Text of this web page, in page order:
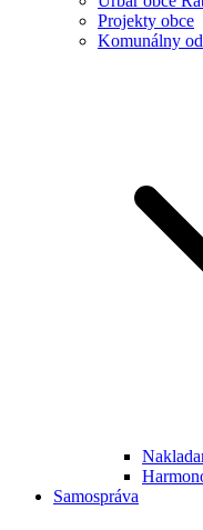
Projekty obce
Komunálny
Samospráva